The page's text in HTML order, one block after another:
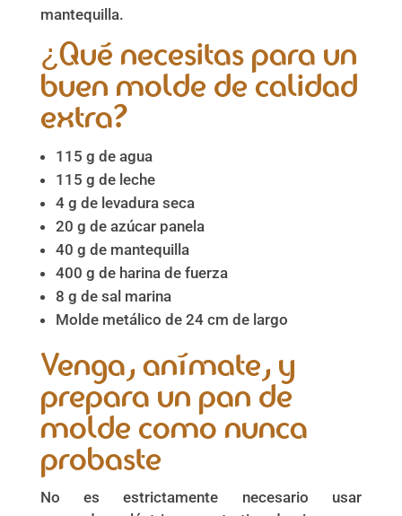
mantequilla.
¿Qué necesitas para un
buen molde de calidad
extra?
115 g de agua
115 g de leche
4 g de levadura seca
20 g de azúcar panela
40 g de mantequilla
400 g de harina de fuerza
8 g de sal marina
Molde metálico de 24 cm de largo
Venga, anímate, y
prepara un pan de
molde como nunca
probaste
No es estrictamente necesario usar